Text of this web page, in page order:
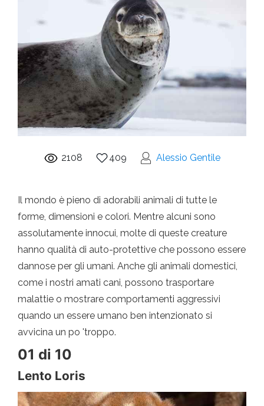
2108 409 Alessio Gentile
Il mondo è pieno di adorabili animali di tutte le
forme, dimensioni e colori. Mentre alcuni sono
assolutamente innocui, molte di queste creature
hanno qualità di auto-protettive che possono essere
dannose per gli umani. Anche gli animali domestici,
come i nostri amati cani, possono trasportare
malattie o mostrare comportamenti aggressivi
quando un essere umano ben intenzionato si
avvicina un po 'troppo.
01 di 10
Lento Loris